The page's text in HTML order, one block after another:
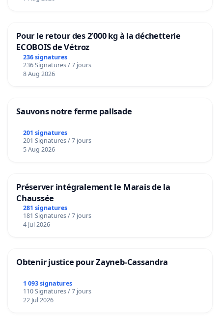
Pour le retour des 2’000 kg à la déchetterie
ECOBOIS de Vétroz
236 signatures
236 Signatures / 7 jours
8 Aug 2026
Sauvons notre ferme pallsade
201 signatures
201 Signatures / 7 jours
5 Aug 2026
Préserver intégralement le Marais de la
Chaussée
281 signatures
181 Signatures / 7 jours
4 Jul 2026
Obtenir justice pour Zayneb-Cassandra
1 093 signatures
110 Signatures / 7 jours
22 Jul 2026